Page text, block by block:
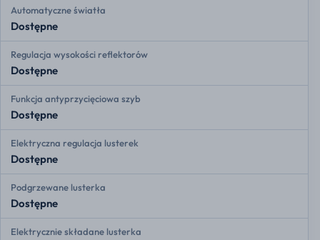
Automatyczne światła
Dostępne
Regulacja wysokości reflektorów
Dostępne
Funkcja antyprzycięciowa szyb
Dostępne
Elektryczna regulacja lusterek
Dostępne
Podgrzewane lusterka
Dostępne
Elektrycznie składane lusterka